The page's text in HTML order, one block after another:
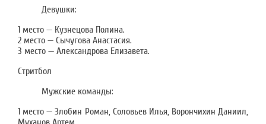
Девушки:
1 место — Кузнецова Полина.
2 место — Сычугова Анастасия.
3 место — Александрова Елизавета.
Стритбол
Мужские команды:
1 место — Злобин Роман, Соловьев Илья, Ворончихин Даниил,